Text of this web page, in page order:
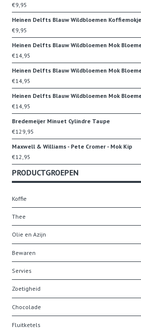
€9,95
Heinen Delfts Blauw Wildbloemen
€9,95
Heinen Delfts Blauw Wildbloemen Mok
€14,95
Heinen Delfts Blauw Wildbloemen Mok
€14,95
Heinen Delfts Blauw Wildbloemen Mok
€14,95
Bredemeijer Minuet Cylindre Taupe
€129,95
Maxwell & Williams - Pete Cromer - Mok Kip
€12,95
PRODUCTGROEPEN
Koffie
Thee
Olie en Azijn
Bewaren
Servies
Zoetigheid
Chocolade
Fluitketels